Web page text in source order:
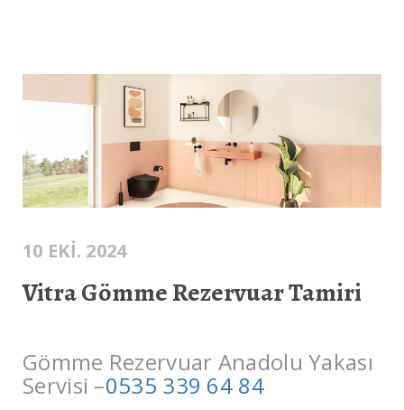
10 EKI. 2024
Vitra Gömme Rezervuar Tamiri
Gömme Rezervuar Anadolu Yakası
Servisi –0535 339 64 84